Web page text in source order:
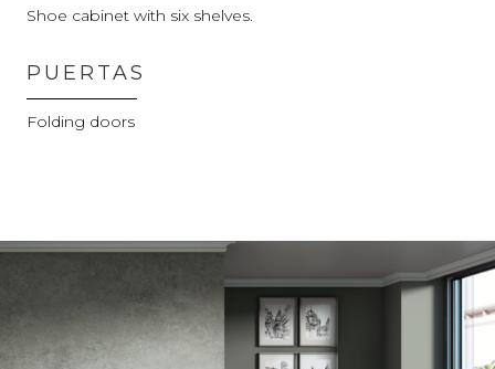
Shoe cabinet with six shelves.
PUERTAS
Folding doors